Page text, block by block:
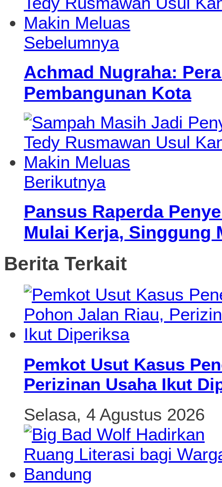
Sebelumnya
Achmad Nugraha:
Pembangunan Kota
Berikutnya
Pansus Raperda
Mulai Kerja, Singgung
Berita Terkait
Pemkot Usut Kasus
Perizinan Usaha Ikut
Selasa, 4 Agustus 2026